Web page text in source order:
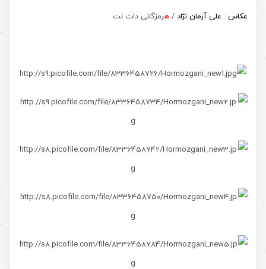
عکاس : علی آرمان نژاد / هرمزگانی دات نت